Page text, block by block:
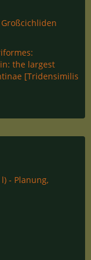
the largest
[Tridensimilis
- Planung,